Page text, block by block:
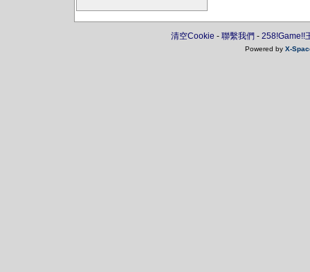
清空Cookie - 聯繫我們 - 258!Game!!
Powered by X-